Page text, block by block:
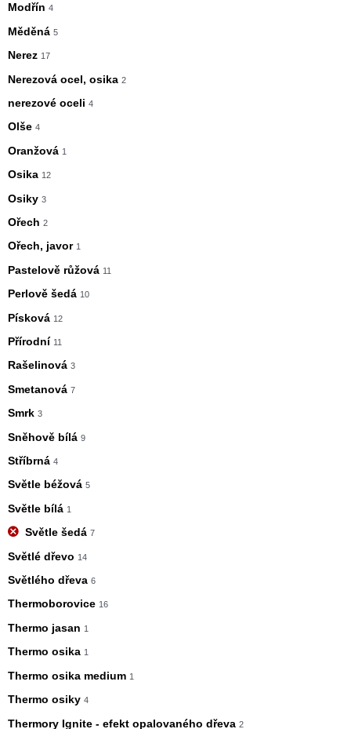
Modřín 4
Měděná 5
Nerez 17
Nerezová ocel, osika 2
nerezové oceli 4
Olše 4
Oranžová 1
Osika 12
Osiky 3
Ořech 2
Ořech, javor 1
Pastelově růžová 11
Perlově šedá 10
Písková 12
Přírodní 11
Rašelinová 3
Smetanová 7
Smrk 3
Sněhově bílá 9
Stříbrná 4
Světle béžová 5
Světle bílá 1
Světle šedá 7
Světlé dřevo 14
Světlého dřeva 6
Thermoborovice 16
Thermo jasan 1
Thermo osika 1
Thermo osika medium 1
Thermo osiky 4
Thermory Ignite - efekt opalovaného dřeva 2